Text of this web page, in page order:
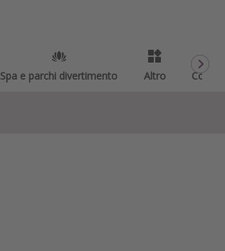
Spa e parchi divertimento Altro Codici